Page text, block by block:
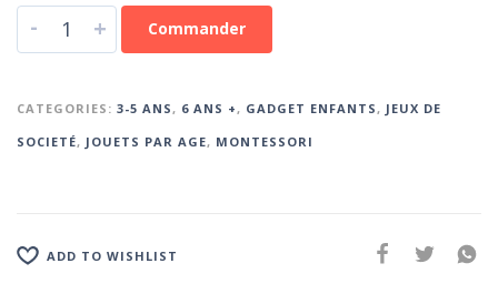
- + Commander
CATEGORIES: 3-5 ANS, 6 ANS +, GADGET ENFANTS, JEUX DE
SOCIETÉ, JOUETS PAR AGE, MONTESSORI
ADD TO WISHLIST